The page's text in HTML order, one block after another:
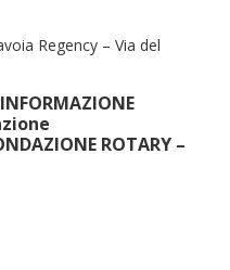
Regency – Via del
ROTARY –